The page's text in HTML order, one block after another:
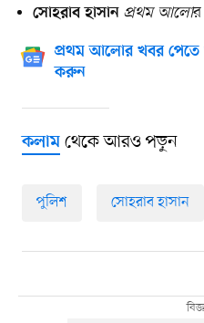
সোহরাব হাসান প্রথম আলো
প্রথম আলোর খবর
করুন
কলামথেকে আরও পড়ুন
পুলিশ সোহরাব হাসান